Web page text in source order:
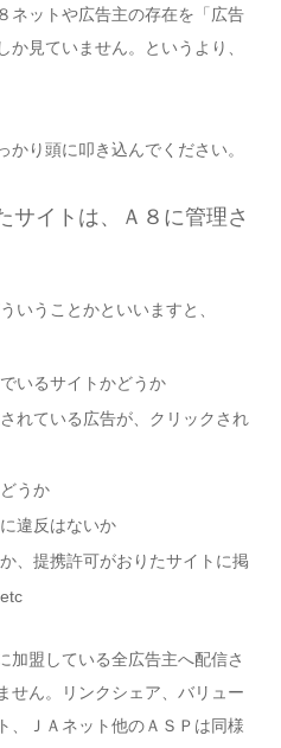
ネットや広告主の存在を「広告
見ていません。というより、
り頭に叩き込んでください。
サイトは、Ａ８に管理さ
いうことかといいますと、
いるサイトかどうか
れている広告が、クリックされ
うか
違反はないか
、提携許可がおりたサイトに掲
加盟している全広告主へ配信さ
せん。リンクシェア、バリュー
、ＪＡネット他のＡＳＰは同様